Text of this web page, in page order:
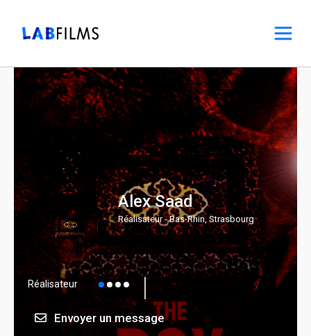
Alex Saad
Réalisateur - Bas-Rhin, Strasbourg
Réalisateur
Envoyer un message